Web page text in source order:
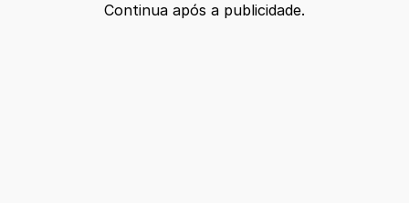
Continua após a publicidade.